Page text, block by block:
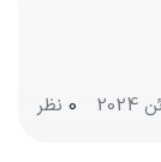
0 نظر